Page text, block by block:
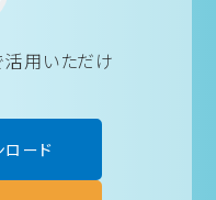
活用いただけ
ロード